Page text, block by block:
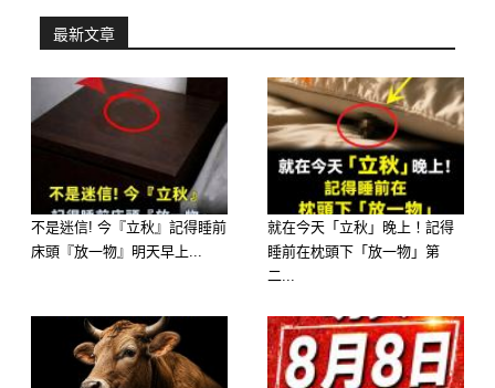
你可能曾聽過一句老話：「人受盡，屋
先知」，這並不是迷信，而是民俗與佛
命即將走到盡頭，居住環境會以其獨特
的方式悄然提示，而非直接的語言。今
最新文章
不是迷信! 今『立秋』記得睡前
床頭『放一物』明天早上...
就在今天「立秋」晚上！記得
睡前在枕頭下「放一物」第
二...